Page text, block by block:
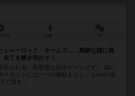
シャーロック・ホームズ……難解な謎に挑
全てを解き明かそう
される、高密度な脱出ゲームです。 箱に
ーネントには一つの無駄もなし。 Lineの使
て謎を...